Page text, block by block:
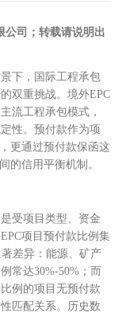
公司；转载请说明出
下，国际工程承包
双重挑战。境外EPC
流工程承包模式，
性。预付款作为项
更通过预付款保函这
的信用平衡机制。
受项目类型、资金
项目预付款比例集
差异：能源、矿产
常达30%-50%；而
例的项目无预付款
匹配关系。历史数